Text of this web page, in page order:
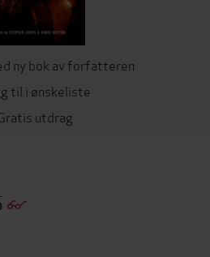
ny bok av forfatteren
til i ønskeliste
utdrag